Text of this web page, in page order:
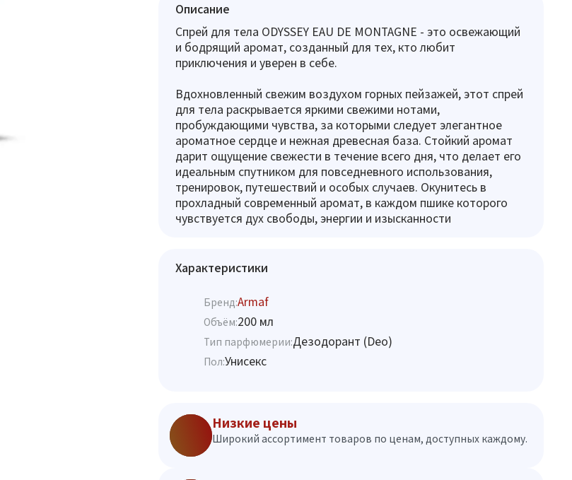
Описание
Спрей для тела ODYSSEY EAU DE MONTAGNE - это освежающий
и бодрящий аромат, созданный для тех, кто любит
приключения и уверен в себе.
Вдохновленный свежим воздухом горных пейзажей, этот спрей
для тела раскрывается яркими свежими нотами,
пробуждающими чувства, за которыми следует элегантное
ароматное сердце и нежная древесная база. Стойкий аромат
дарит ощущение свежести в течение всего дня, что делает его
идеальным спутником для повседневного использования,
тренировок, путешествий и особых случаев. Окунитесь в
прохладный современный аромат, в каждом пшике которого
чувствуется дух свободы, энергии и изысканности
Характеристики
Бренд:Armaf
Объём:200 мл
Тип парфюмерии:Дезодорант (Deo)
Пол:Унисекс
Низкие цены
Широкий ассортимент товаров по ценам, доступных каждому.